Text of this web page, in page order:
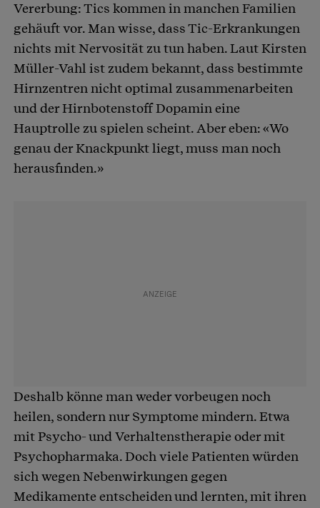
Vererbung: Tics kommen in manchen Familien
gehäuft vor. Man wisse, dass Tic-Erkrankungen
nichts mit Nervosität zu tun haben. Laut Kirsten
Müller-Vahl ist zudem bekannt, dass bestimmte
Hirnzentren nicht optimal zusammenarbeiten
und der Hirnbotenstoff Dopamin eine
Hauptrolle zu spielen scheint. Aber eben: «Wo
genau der Knackpunkt liegt, muss man noch
herausfinden.»
Deshalb könne man weder vorbeugen noch
heilen, sondern nur Symptome mindern. Etwa
mit Psycho- und Verhaltenstherapie oder mit
Psychopharmaka. Doch viele Patienten würden
sich wegen Nebenwirkungen gegen
Medikamente entscheiden und lernten, mit ihren